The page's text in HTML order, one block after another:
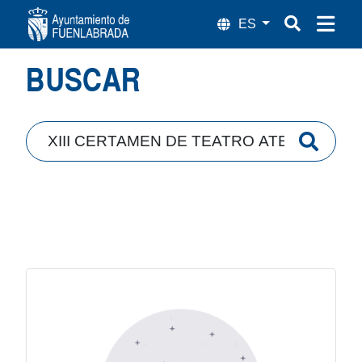
Búsqueda
BUSCAR